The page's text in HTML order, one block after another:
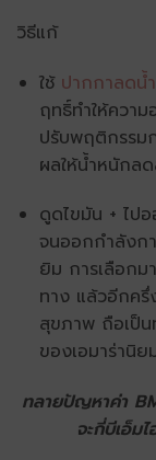
วิธีแก้
ใช้ ปากกาลดน้
ฤทธิ์ทำให้ควา
ปรับพฤติกรรม
ผลให้น้ำหนักล
ดูดไขมัน + ไป
จนออกกำลังก
ยิม การเลือกม
ทาง แล้วอีกครึ่
สุขภาพ ถือเป็น
ของเอมาร่านิ
ทลายปัญหาค่า
จะกี่บีเอ็ม